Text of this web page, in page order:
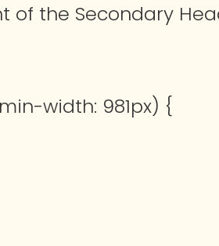
the Secondary
width: 981px) {